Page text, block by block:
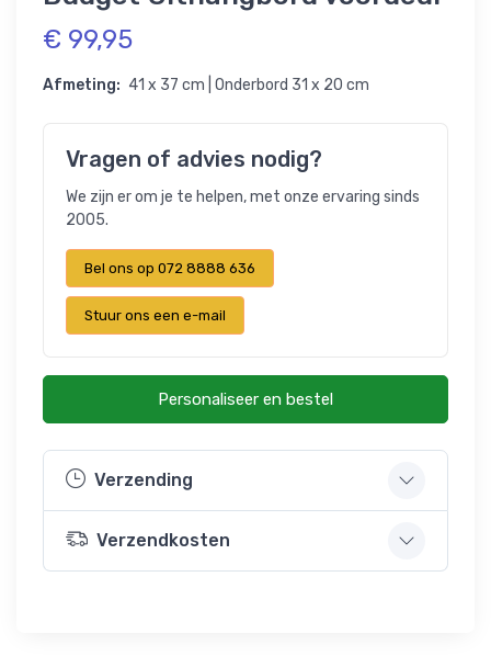
€ 99,95
Afmeting: 41 x 37 cm | Onderbord 31 x 20 cm
Vragen of advies nodig?
We zijn er om je te helpen, met onze ervaring sinds
2005.
Bel ons op 072 8888 636
Stuur ons een e-mail
Personaliseer en bestel
Verzending
Verzendkosten